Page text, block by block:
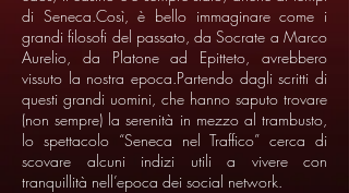
di Seneca.Così, è bello immaginare come i
grandi filosofi del passato, da Socrate a Marco
Aurelio, da Platone ad Epitteto, avrebbero
vissuto la nostra epoca.Partendo dagli scritti di
questi grandi uomini, che hanno saputo trovare
(non sempre) la serenità in mezzo al trambusto,
lo spettacolo “Seneca nel Traffico” cerca di
scovare alcuni indizi utili a vivere con
tranquillità nell’epoca dei social network.